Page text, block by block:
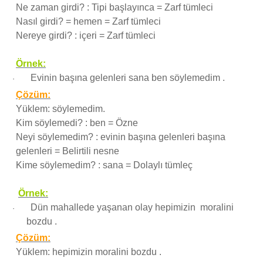
Ne zaman girdi? : Tipi başlayınca = Zarf tümleci
Nasıl girdi? = hemen = Zarf tümleci
Nereye girdi? : içeri = Zarf tümleci
Örnek:
·
Evinin başına gelenleri sana ben söylemedim .
Çözüm:
Yüklem: söylemedim.
Kim söylemedi? : ben = Özne
Neyi söylemedim? : evinin başına gelenleri başına
gelenleri = Belirtili nesne
Kime söylemedim? : sana = Dolaylı tümleç
Örnek:
·
Dün mahallede yaşanan olay hepimizin moralini
bozdu .
Çözüm:
Yüklem: hepimizin moralini bozdu .